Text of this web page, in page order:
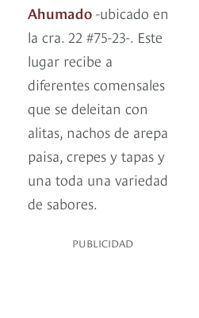
Ahumado -ubicado en
la cra. 22 #75-23-. Este
lugar recibe a
diferentes comensales
que se deleitan con
alitas, nachos de arepa
paisa, crepes y tapas y
una toda una variedad
de sabores.
PUBLICIDAD